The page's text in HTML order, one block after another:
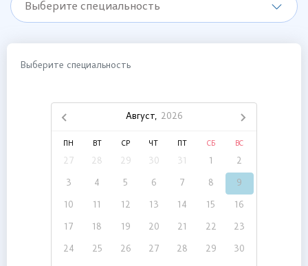
Выберите специальность
Выберите специальность
Август, 2026
ПН ВТ СР ЧТ СБ ВС
27 28 29 30 31 1 2
3 4 5 6 7 8 9
10 11 12 13 14 15 16
17 18 19 20 21 22 23
24 25 26 27 28 29 30